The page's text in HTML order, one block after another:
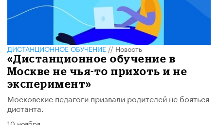
ДИСТАНЦИОННОЕ ОБУЧЕНИЕ//Новость
«Дистанционное обучение в
Москве не чья-то прихоть и не
эксперимент»
Московские педагоги призвали родителей не бояться
дистанта.